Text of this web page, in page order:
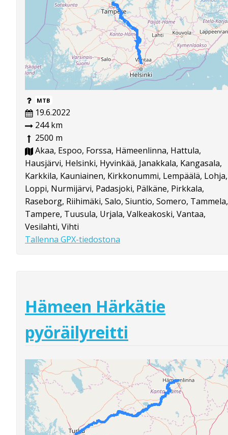
MTB
19.6.2022
244 km
2500 m
Akaa, Espoo, Forssa, Hämeenlinna, Hattula,
Hausjärvi, Helsinki, Hyvinkää, Janakkala, Kangasala,
Karkkila, Kauniainen, Kirkkonummi, Lempäälä, Lohja,
Loppi, Nurmijärvi, Padasjoki, Pälkäne, Pirkkala,
Raseborg, Riihimäki, Salo, Siuntio, Somero, Tammela,
Tampere, Tuusula, Urjala, Valkeakoski, Vantaa,
Vesilahti, Vihti
Tallenna GPX-tiedostona
Hämeen Härkätie
pyöräilyreitti